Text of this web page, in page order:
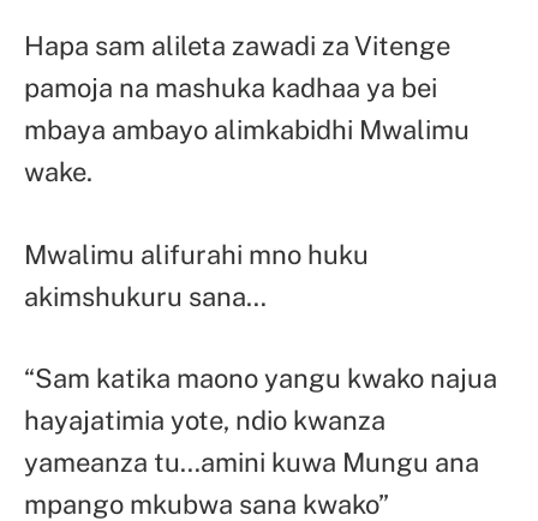
Hapa sam alileta zawadi za Vitenge
pamoja na mashuka kadhaa ya bei
mbaya ambayo alimkabidhi Mwalimu
wake.
Mwalimu alifurahi mno huku
akimshukuru sana…
“Sam katika maono yangu kwako najua
hayajatimia yote, ndio kwanza
yameanza tu…amini kuwa Mungu ana
mpango mkubwa sana kwako”